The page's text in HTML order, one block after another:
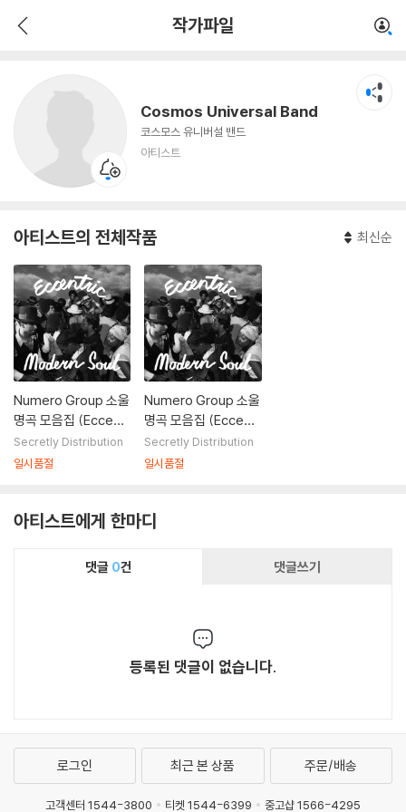
작가파일
Cosmos Universal Band
코스모스 유니버설 밴드
아티스트
아티스트의 전체작품 최신순
Numero Group 소울
명곡 모음집 (Eccentr
ic Modern Soul) [마
룬 컬러 LP]
Secretly Distribution
일시품절
Numero Group 소울
명곡 모음집 (Eccentr
ic Modern Soul) [L
P]
Secretly Distribution
일시품절
아티스트에게 한마디
댓글 0건 댓글쓰기
등록된 댓글이 없습니다.
로그인 최근 본 상품 주문/배송
고객센터 1544-3800 티켓 1544-6399 중고샵 1566-4295